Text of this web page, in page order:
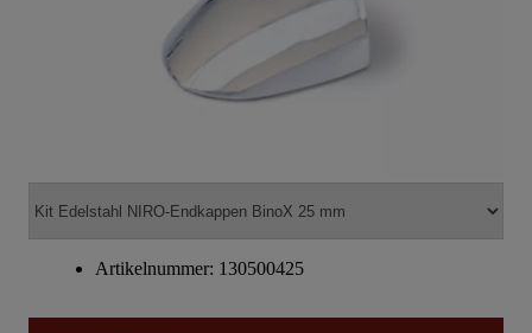
Artikelnummer: 130500425